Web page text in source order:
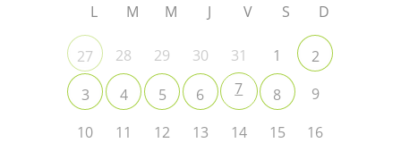
L M M J V S D
27 28 29 30 31 1
2
3
4 5 6 7 8
9
10
11 12 13 14 15
16